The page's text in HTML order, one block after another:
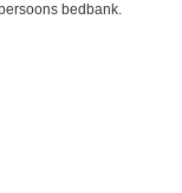
bedbank.